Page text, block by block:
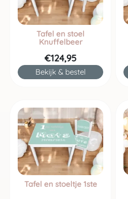
Tafel en stoel
Knuffelbeer
€124,95
Bekijk & bestel
Tafel en stoeltje 1ste